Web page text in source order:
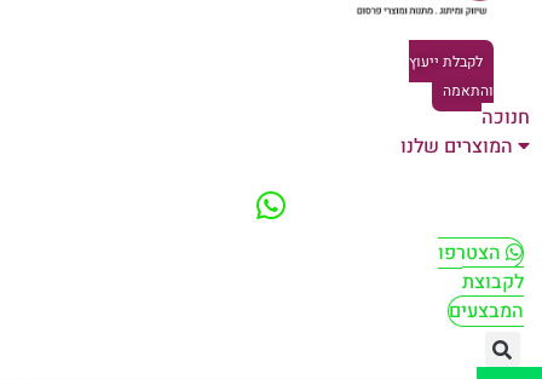
לקבלת ייעוץ
והתאמה
המוצרים שלנו
הצטרפו